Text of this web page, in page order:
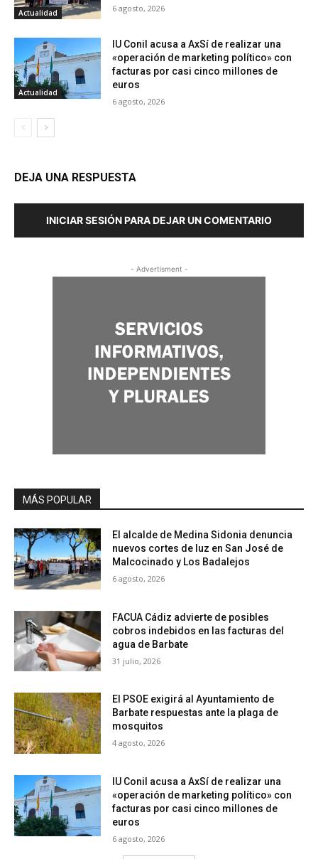
Actualidad 6 agosto, 2026
Actualidad
IU Conil acusa a AxSí de realizar una
«operación de marketing político» con
facturas por casi cinco millones de
euros
6 agosto, 2026
DEJA UNA RESPUESTA
INICIAR SESIÓN PARA DEJAR UN COMENTARIO
- Advertisment -
MÁS POPULAR
El alcalde de Medina Sidonia denuncia
nuevos cortes de luz en San José de
Malcocinado y Los Badalejos
6 agosto, 2026
FACUA Cádiz advierte de posibles
cobros indebidos en las facturas del
agua de Barbate
31 julio, 2026
El PSOE exigirá al Ayuntamiento de
Barbate respuestas ante la plaga de
mosquitos
4 agosto, 2026
IU Conil acusa a AxSí de realizar una
«operación de marketing político» con
facturas por casi cinco millones de
euros
6 agosto, 2026